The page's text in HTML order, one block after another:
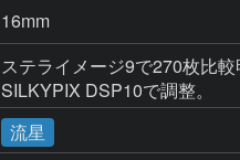
16mm
ステライメージ9で270枚比較
SILKYPIX DSP10で調整。
流星